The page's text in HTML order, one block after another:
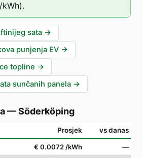
/kWh).
sata →
punjenja EV →
topline →
sunčanih panela →
—Söderköping
Prosjek vs danas
€ 0.0072 /kWh
—